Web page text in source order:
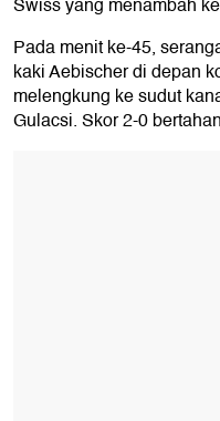
Swiss yang menambah
Pada menit ke-45,
kaki Aebischer di depan
melengkung ke sudut
Gulacsi. Skor 2-0